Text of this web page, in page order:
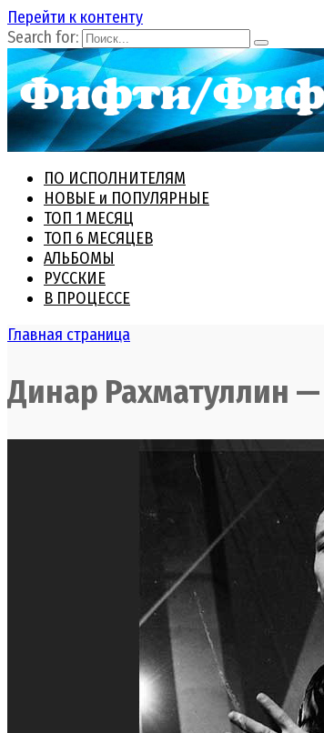
Перейти к контенту
Search for:
ПО ИСПОЛНИТЕЛЯМ
НОВЫЕ и ПОПУЛЯРНЫЕ
ТОП 1 МЕСЯЦ
ТОП 6 МЕСЯЦЕВ
АЛЬБОМЫ
РУССКИЕ
В ПРОЦЕССЕ
Главная страница
Динар Рахматуллин